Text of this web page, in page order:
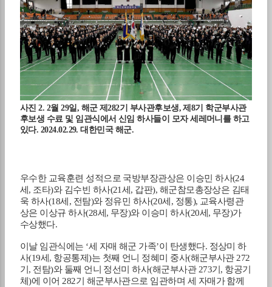
사진 2. 2월 29일, 해군 제282기 부사관후보생,제 8기 학군부사관
후보생 수료 및 임관식에서 신임 하사들이 모자 세레머니를 하고
있다. 2024.02.29.대한민국 해군.
우수한 교육훈련 성적으로 국방부장관상은 이승민 하사(24
세 , 조타)와 김수빈 하사(21세 , 갑판), 해군참모총장상은 김태
욱 하사(18세 , 전탐)와 정유민 하사(20세 , 정통), 교육사령관
상은 이상규 하사(28세 , 무장)와 이승미 하사(20세 , 무장)가
수상했다.
이날 임관식에는 ‘세 자매 해군 가족’이 탄생했다. 정상미 하
사(19세 , 항공통제)는 첫째 언니 정혜미 중사(해군부사관272
기 , 전탐)와 둘째 언니 정선미 하사(해군부사관273기 , 항공기
체)에 이어 282기 해군부사관으로 임관하며 세 자매가 함께